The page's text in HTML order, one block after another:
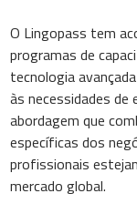
O Lingopass tem
programas de
tecnologia
às necessidades de
abordagem que
específicas dos
profissionais
mercado global.